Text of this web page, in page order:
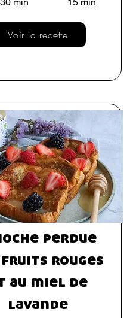
Voir la recette
perdue
fruits rouges
au miel de
lavande